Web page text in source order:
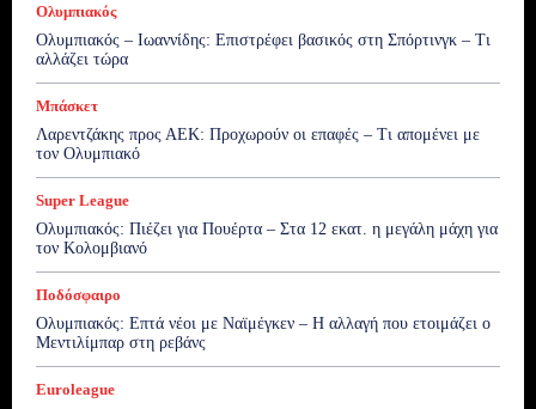
Ολυμπιακός
Ολυμπιακός – Ιωαννίδης: Επιστρέφει βασικός στη Σπόρτινγκ – Τι
αλλάζει τώρα
Μπάσκετ
Λαρεντζάκης προς ΑΕΚ: Προχωρούν οι επαφές – Τι απομένει με
τον Ολυμπιακό
Super League
Ολυμπιακός: Πιέζει για Πουέρτα – Στα 12 εκατ. η μεγάλη μάχη για
τον Κολομβιανό
Ποδόσφαιρο
Ολυμπιακός: Επτά νέοι με Ναϊμέγκεν – Η αλλαγή που ετοιμάζει ο
Μεντιλίμπαρ στη ρεβάνς
Euroleague